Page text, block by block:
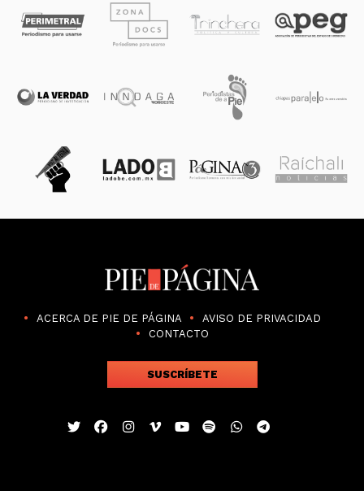
ACERCA DE PIE DE PÁGINA
AVISO DE PRIVACIDAD
CONTACTO
SUSCRÍBETE